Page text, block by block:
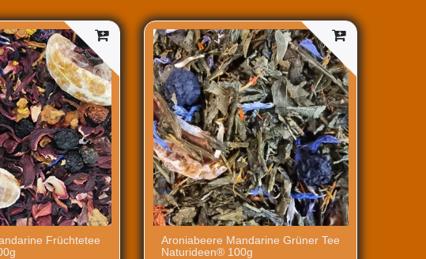
Früchtetee
Aroniabeere Mandarine Grüner Tee
Naturideen® 100g